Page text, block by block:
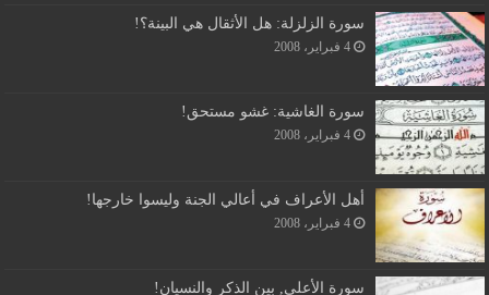
سورة الزلزلة: هل الأثقال هي البينة؟!
4 فبراير، 2008
سورة الغاشية: غشو مستحق!
4 فبراير، 2008
أهل الأعراف في أعالي الجنة وليسوا خارجها!
4 فبراير، 2008
سورة الأعلى, بين الذكر والنسيان!